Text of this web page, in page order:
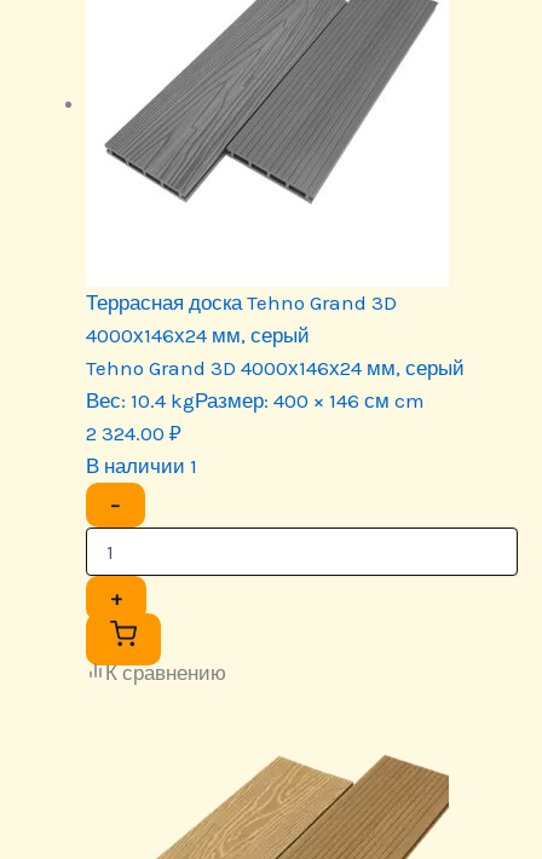
Террасная доска Tehno Grand 3D
4000х146х24 мм, серый
Tehno Grand 3D 4000х146х24 мм, серый
Вес: 10.4 kgРазмер: 400 × 146 см cm
2 324.00 ₽
В наличии 1
−
+
К сравнению